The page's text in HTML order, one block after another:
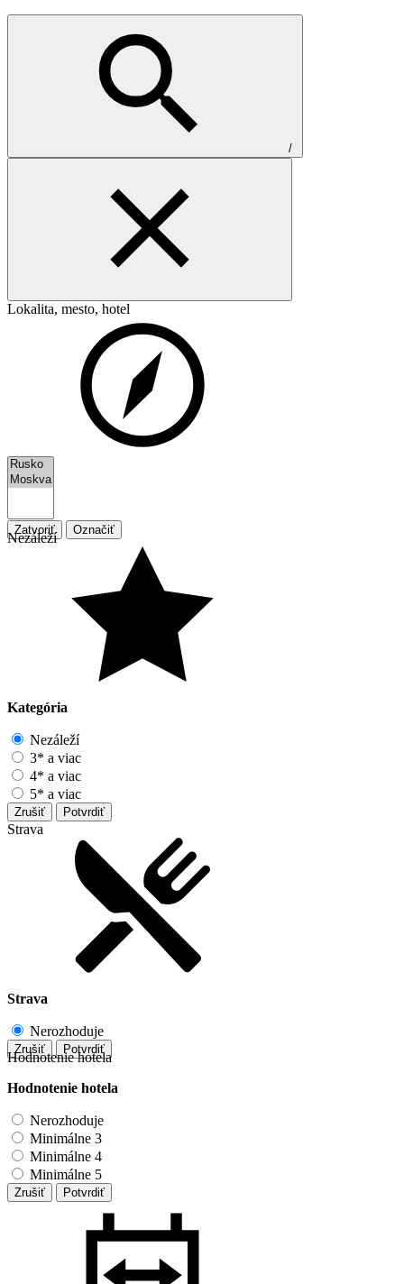
/
Lokalita, mesto, hotel
Zatvoriť Označiť
Nezáleží
Kategória
Nezáleží
3* a viac
4* a viac
5* a viac
Zrušiť Potvrdiť
Strava
Strava
Nerozhoduje
Zrušiť Potvrdiť
Hodnotenie hotela
Hodnotenie hotela
Nerozhoduje
Minimálne 3
Minimálne 4
Minimálne 5
Zrušiť Potvrdiť